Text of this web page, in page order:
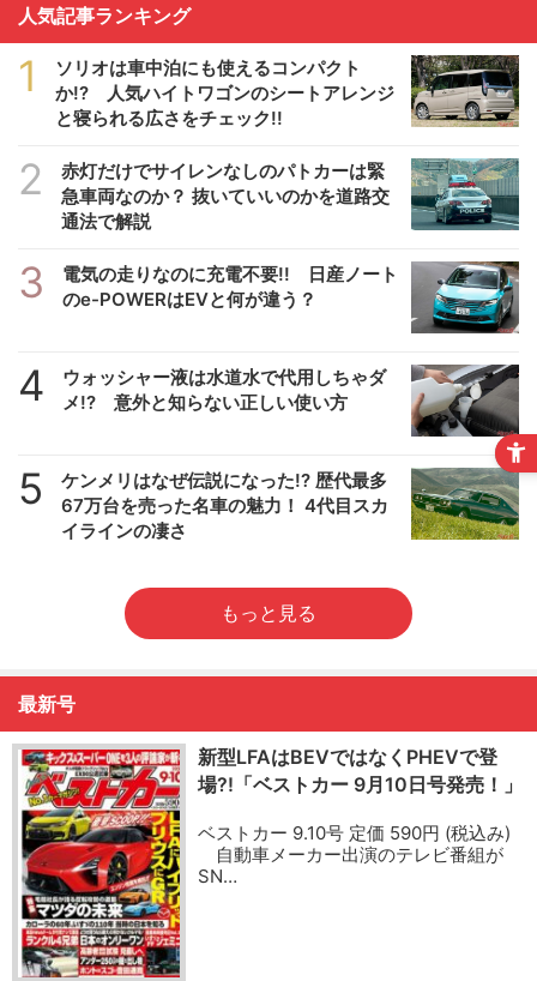
人気記事ランキング
1
ソリオは車中泊にも使えるコンパクト
か!? 人気ハイトワゴンのシートアレンジ
と寝られる広さをチェック!!
2
赤灯だけでサイレンなしのパトカーは緊
急車両なのか？ 抜いていいのかを道路交
通法で解説
3
電気の走りなのに充電不要!! 日産ノート
のe-POWERはEVと何が違う？
4
ウォッシャー液は水道水で代用しちゃダ
メ!? 意外と知らない正しい使い方
5
ケンメリはなぜ伝説になった!? 歴代最多
67万台を売った名車の魅力！ 4代目スカ
イラインの凄さ
もっと見る
最新号
新型LFAはBEVではなくPHEVで登
場?!「ベストカー 9月10日号発売！」
ベストカー 9.10号 定価 590円 (税込み)
自動車メーカー出演のテレビ番組が
SN…